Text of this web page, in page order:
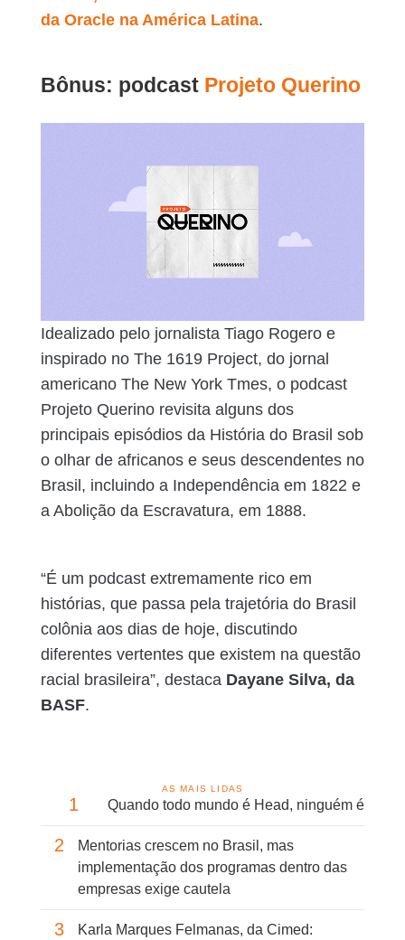
da Oracle na América Latina.
Bônus: podcast Projeto Querino
Idealizado pelo jornalista Tiago Rogero e
inspirado no The 1619 Project, do jornal
americano The New York Tmes, o podcast
Projeto Querino revisita alguns dos
principais episódios da História do Brasil sob
o olhar de africanos e seus descendentes no
Brasil, incluindo a Independência em 1822 e
a Abolição da Escravatura, em 1888.
“É um podcast extremamente rico em
histórias, que passa pela trajetória do Brasil
colônia aos dias de hoje, discutindo
diferentes vertentes que existem na questão
racial brasileira”, destaca Dayane Silva, da
BASF.
AS MAIS LIDAS
1 Quando todo mundo é Head, ninguém é
2
Mentorias crescem no Brasil, mas
implementação dos programas dentro das
empresas exige cautela
3
Karla Marques Felmanas, da Cimed: